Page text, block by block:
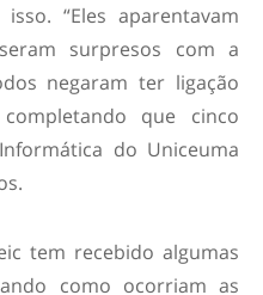
“Eles aparentavam
surpresos com a
negaram ter ligação
que cinco
do Uniceuma
tem recebido algumas
como ocorriam as